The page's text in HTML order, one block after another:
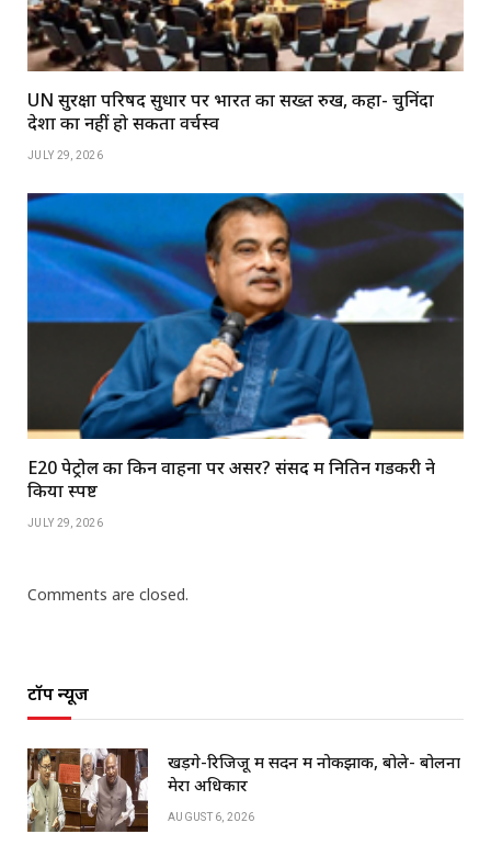
UN सुरक्षा परिषद सुधार पर भारत का सख्त रुख, कहा- चुनिंदा
देशों का नहीं हो सकता वर्चस्व
JULY 29, 2026
E20 पेट्रोल का किन वाहनों पर असर? संसद में नितिन गडकरी ने
किया स्पष्ट
JULY 29, 2026
Comments are closed.
टॉप न्यूज
खड़गे-रिजिजू में सदन में नोकझोंक, बोले- बोलना
मेरा अधिकार
AUGUST 6, 2026